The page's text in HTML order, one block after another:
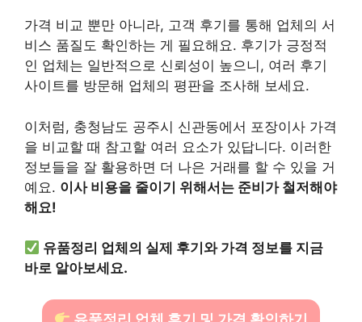
가격 비교 뿐만 아니라, 고객 후기를 통해 업체의 서
비스 품질도 확인하는 게 필요해요. 후기가 긍정적
인 업체는 일반적으로 신뢰성이 높으니, 여러 후기
사이트를 방문해 업체의 평판을 조사해 보세요.
이처럼, 충청남도 공주시 신관동에서 포장이사 가격
을 비교할 때 참고할 여러 요소가 있답니다. 이러한
정보들을 잘 활용하면 더 나은 거래를 할 수 있을 거
예요. 이사 비용을 줄이기 위해서는 준비가 철저해야
해요!
유품정리 업체의 실제 후기와 가격 정보를 지금
바로 알아보세요.